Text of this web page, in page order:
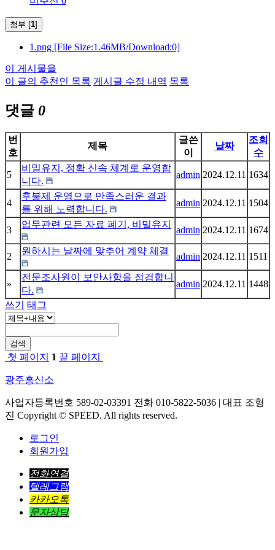
첨부 [1]
1.png [File Size:1.46MB/Download:0]
이 게시물을
이 글의 추천인 목록 게시글 수정 내역 목록
댓글 0
번
호
제목
글쓴
이
날짜
조회
수
5
비밀유지, 정확 신속 체계로 운영합
니다.
admin 2024.12.11 1634
4
후불제 운영으로 만족스러운 결과
를 위해 노력합니다.
admin 2024.12.11 1504
3
업무관련 모든 자료 폐기, 비밀유지
admin 2024.12.11 1674
2
원하시는 날짜에 맞추어 계약 체결
admin 2024.12.11 1511
»
전문조사원이 보안사항을 점검합니
다.
admin 2024.12.11 1448
쓰기
태그
검색
첫 페이지 1 끝 페이지
광주흥신소
사업자등록번호 589-02-03391 전화 010-5822-5036 | 대표 조형
진 Copyright © SPEED. All rights reserved.
로그인
회원가입
전화연결
텔레그램
카카오톡
문자상담